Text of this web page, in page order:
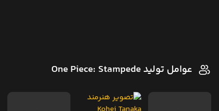
عوامل تولید One Piece: Stampede